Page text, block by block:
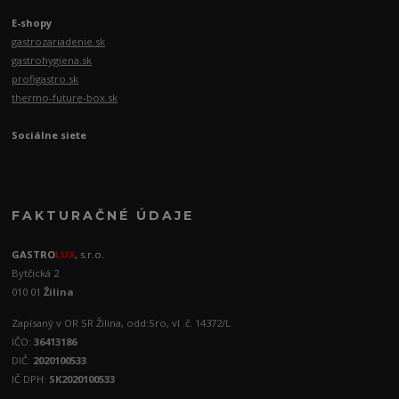
E-shopy
gastrozariadenie.sk
gastrohygiena.sk
profigastro.sk
thermo-future-box.sk
Sociálne siete
FAKTURAČNÉ ÚDAJE
GASTROLUX, s.r.o.
Bytčická 2
010 01Žilina
Zapísaný v OR SR Žilina, odd:Sro, vl .č. 14372/L
IČO:36413186
DIČ: 2020100533
IČ DPH: SK2020100533